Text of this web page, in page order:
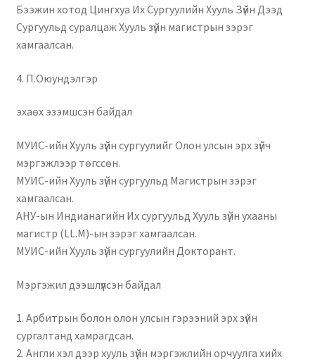
Бээжин хотод Цингхуа Их Сургуулийн Хууль Зүйн Дээд
Сургуульд суралцаж Хууль зүйн магистрын зэрэг
хамгаалсан.
4. П.Оюундэлгэр
эхаөх эзэмшсэн байдал
МУИС-ийн Хууль зүйн сургуулийг Олон улсын эрх зүйч
мэргэжлээр төгссөн.
МУИС-ийн Хууль зүйн сургуульд Магистрын зэрэг
хамгаалсан.
АНУ-ын Индианагийн Их сургуульд Хууль зүйн ухааны
магистр (LL.M)-ын зэрэг хамгаалсан.
МУИС-ийн Хууль зүйн сургуулийн Докторант.
Мэргэжил дээшлүүлсэн байдал
1. Арбитрын болон олон улсын гэрээний эрх зүйн
сургалтанд хамрагдсан.
2. Англи хэл дээр хууль зүйн мэргэжлийн орчуулга хийх